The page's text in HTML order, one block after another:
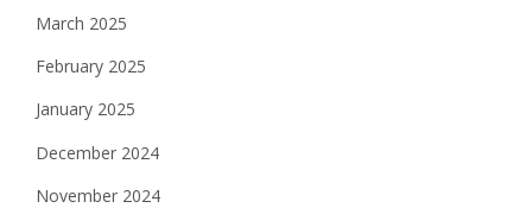
March 2025
February 2025
January 2025
December 2024
November 2024